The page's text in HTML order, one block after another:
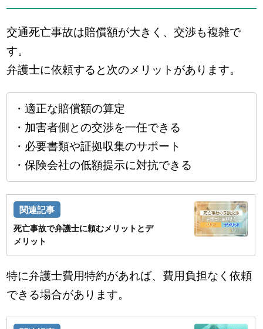
交通死亡事故は賠償額が大きく、交渉も複雑で
す。
弁護士に依頼すると次のメリットがあります。
・適正な賠償額の算定
・加害者側との交渉を一任できる
・必要書類や証拠収集のサポート
・保険会社の低額提示に対抗できる
死亡事故で弁護士に頼むメリットとデ
メリット
特に弁護士費用特約があれば、費用負担なく依頼
できる場合があります。